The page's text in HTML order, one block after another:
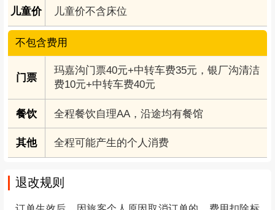
儿童价 儿童价不含床位
不包含费用
门票
玛嘉沟门票40元+中转车费35元，银厂沟清洁
费10元+中转车费40元
餐饮 全程餐饮自理AA，沿途均有餐馆
其他 全程可能产生的个人消费
退改规则